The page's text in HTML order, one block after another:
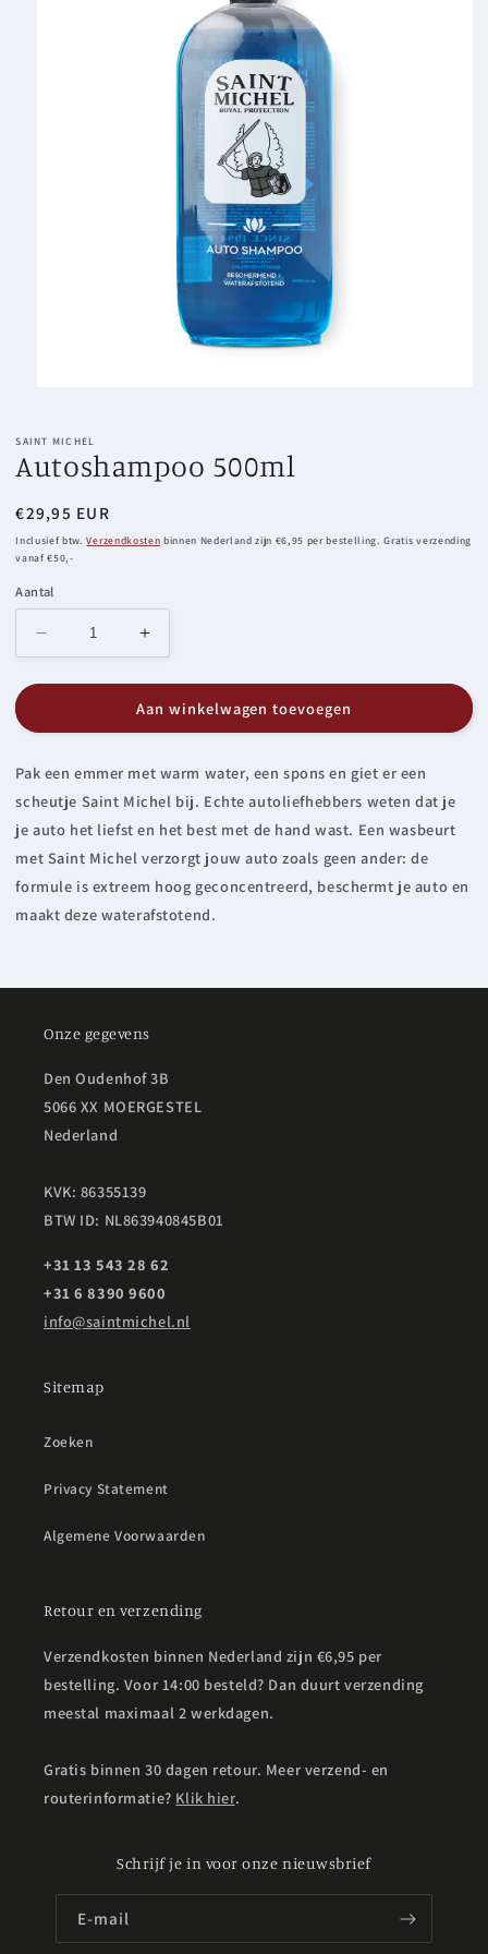
in
modaal
SAINT MICHEL
Autoshampoo 500ml
Normale
prijs
€29,95 EUR
Inclusief btw.Verzendkosten binnen Nederland zijn €6,95 per bestelling. Gratis verzending
vanaf €50,-
Aantal
Aantal
voor
Autoshampoo
500ml
Aantal
voor
Autoshampoo
500ml
Aan winkelwagen toevoegen
Pak een emmer met warm water, een spons en giet er een
scheutje Saint Michel bij. Echte autoliefhebbers weten dat je
je auto het liefst en het best met de hand wast. Een wasbeurt
met Saint Michel verzorgt jouw auto zoals geen ander: de
formule is extreem hoog geconcentreerd, beschermt je auto en
maakt deze waterafstotend.
Onze gegevens
Den Oudenhof 3B
5066 XX MOERGESTEL
Nederland
KVK: 86355139
BTW ID: NL863940845B01
+31 13 543 28 62
+31 6 8390 9600
info@saintmichel.nl
Sitemap
Zoeken
Privacy Statement
Algemene Voorwaarden
Retour en verzending
Verzendkosten binnen Nederland zijn €6,95 per
bestelling. Voor 14:00 besteld? Dan duurt verzending
meestal maximaal 2 werkdagen.
Gratis binnen 30 dagen retour. Meer verzend- en
routerinformatie? Klik hier.
Schrijf je in voor onze nieuwsbrief
E‑mail